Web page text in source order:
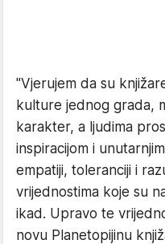
"Vjerujem da su
kulture jednog grada,
karakter, a ljudima
inspiracijom i
empatiji, toleranciji i
vrijednostima koje su
ikad. Upravo te
novu Planetopijinu